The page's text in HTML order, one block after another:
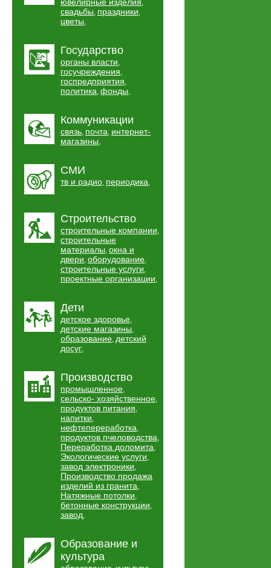
,
свадьбы, праздники,
цветы,
Государство
органы власти,
госучреждения,
госпредприятия,
политика, фонды,
Коммуникации
связь, почта, интернет-
магазины,
СМИ
тв и радио, периодика,
Строительство
строительные компании,
строительные
материалы, окна и
двери, оборудование,
строительные услуги,
проектные организации,
Дети
детское здоровье,
детские магазины,
образование, детский
досуг,
Производство
промышленное,
сельско- хозяйственное,
продуктов питания,
напитки,
нефтепереработка,
продуктов пчеловодства,
Переработка доломита,
Экологические услуги,
завод электроники,
Производство продажа
изделий из гранита,
Натяжные потолки,
бетонные конструкции,
завод,
Образование и
культура